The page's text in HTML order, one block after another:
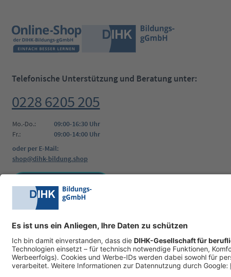
Telefonische Unterstützung und Beratung unter:
0228 6205 205
Mo.-Do.:
09:00-16:30 Uhr
Fr.:
09:00-14:00 Uhr
oder per E-Mail:
shop@dihk-bildung.shop
Social Media